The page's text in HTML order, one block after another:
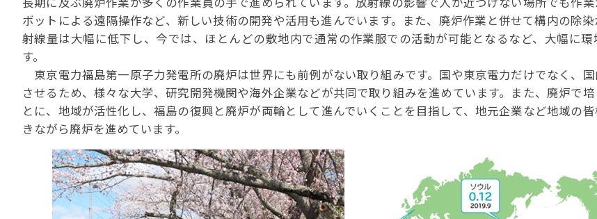
主な事例索引
苦情の報告2025 (事例集)
苦情の報告2024 (事例集)
苦情の報告2022(事例集)
経営者相談窓口のご紹介
速報・ニュースバックナンバー
JATA速報バックナンバー(2020～)
ニュースメールバックナンバー(2024
～)
TOPICSバックナンバー(2020～)
JATA会員の入退会一覧
ボットによる遠隔操作など、新しい技術の開発や活用も進んでいます。また、廃炉作業と併せて構内の除
射線量は大幅に低下し、今では、ほとんどの敷地内で通常の作業服での活動が可能となるなど、大幅に環
す。
東京電力福島第一原子力発電所の廃炉は世界にも前例がない取り組みです。国や東京電力だけでなく、
させるため、様々な大学、研究開発機関や海外企業などが共同で取り組みを進めています。また、廃炉で
とに、地域が活性化し、福島の復興と廃炉が両輪として進んでいくことを目指して、地元企業など地域の
きながら廃炉を進めています。